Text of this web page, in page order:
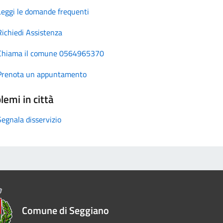
le domande frequenti
Assistenza
il comune 0564965370
un appuntamento
in città
disservizio
Comune di Seggiano